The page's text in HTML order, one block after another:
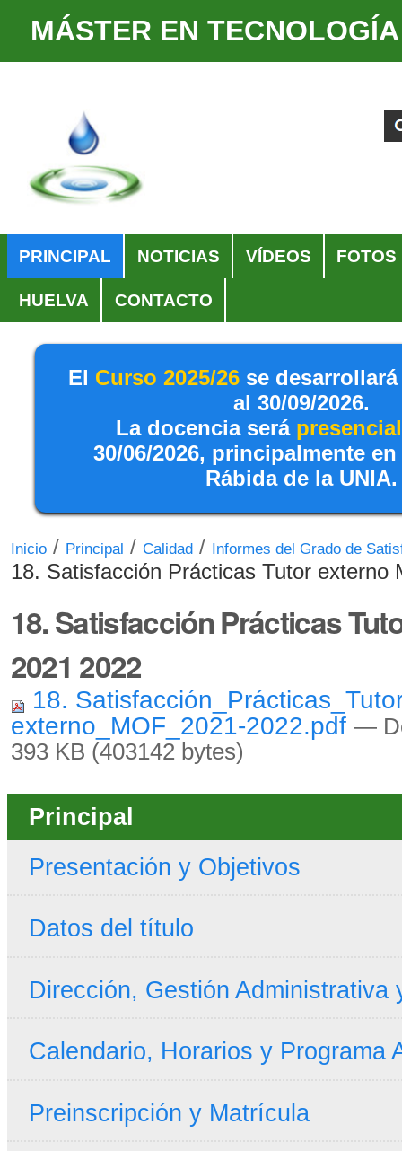
MÁSTER EN
contenido.
Saltar
Búsqueda
Avanzada…
PRINCIPAL NOTICIAS VÍDEOS FOTOS
HUELVA CONTACTO
El Curso 2025/26 se desarrollará
al 30/09/2026.
La docencia será presencial
30/06/2026, principalmente
Rábida de la UNIA.
Inicio / Principal / Calidad / Informes del Grado de
18. Satisfacción Prácticas Tutor externo
18. Satisfacción Prácticas
2021 2022
18.
externo_MOF_2021-2022.pdf —
393 KB (403142 bytes)
Principal
Presentación y Objetivos
Datos del título
Dirección, Gestión Administrativa
Calendario, Horarios y Programa
Preinscripción y Matrícula